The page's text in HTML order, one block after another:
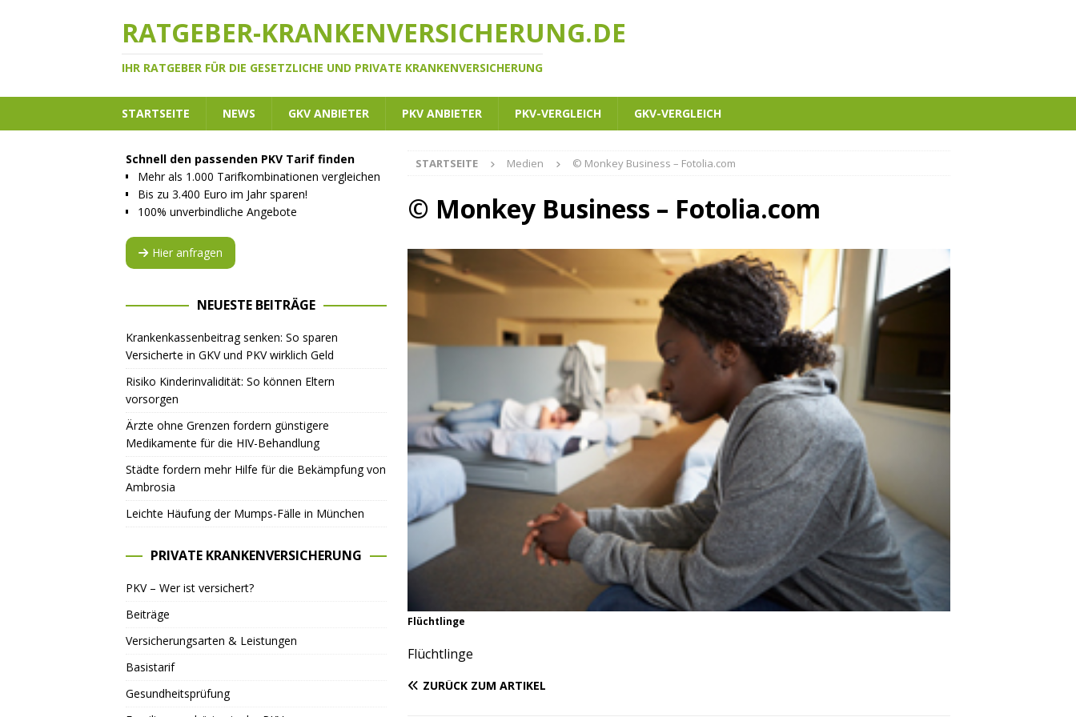
RATGEBER-KRANKENVERSICHERUNG.DE
IHR RATGEBER FÜR DIE GESETZLICHE UND PRIVATE KRANKENVERSICHERUNG
STARTSEITE NEWS GKV ANBIETER PKV ANBIETER PKV-VERGLEICH GKV-VERGLEICH
STARTSEITE Medien © Monkey Business – Fotolia.com
© Monkey Business – Fotolia.com
Flüchtlinge
Flüchtlinge
ZURÜCK ZUM ARTIKEL
Schnell den passenden PKV Tarif finden
Mehr als 1.000 Tarifkombinationen vergleichen
Bis zu 3.400 Euro im Jahr sparen!
100% unverbindliche Angebote
Hier anfragen
NEUESTE BEITRÄGE
Krankenkassenbeitrag senken: So sparen
Versicherte in GKV und PKV wirklich Geld
Risiko Kinderinvalidität: So können Eltern
vorsorgen
Ärzte ohne Grenzen fordern günstigere
Medikamente für die HIV-Behandlung
Städte fordern mehr Hilfe für die Bekämpfung von
Ambrosia
Leichte Häufung der Mumps-Fälle in München
PRIVATE KRANKENVERSICHERUNG
PKV – Wer ist versichert?
Beiträge
Versicherungsarten & Leistungen
Basistarif
Gesundheitsprüfung